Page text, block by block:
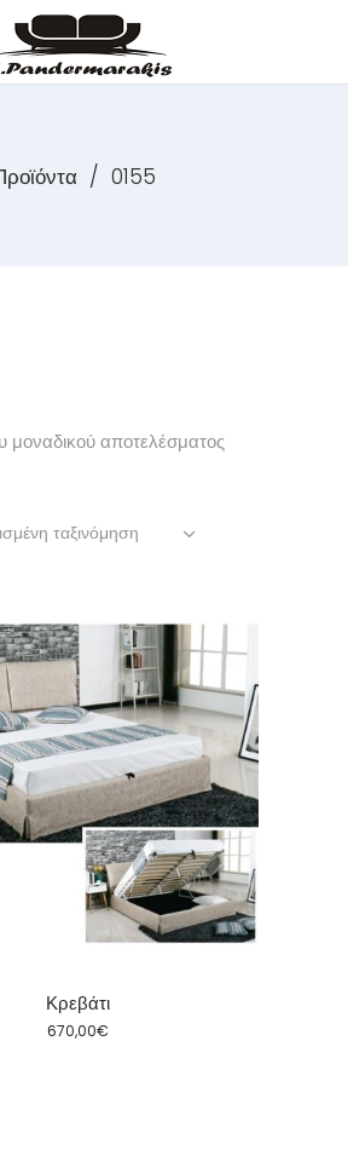
/ 0155
μοναδικού αποτελέσματος
ταξινόμηση
Κρεβάτι
670,00€